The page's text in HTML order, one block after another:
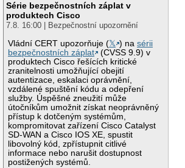
Série bezpečnostních záplat v
produktech Cisco
7.8. 16:00 | Bezpečnostní upozornění
Vládní CERT upozorňuje (𝕏 ) nasérii
bezpečnostních záplat
(CVSS 9.9) v
produktech Cisco řešících kritické
zranitelnosti umožňující obejití
autentizace, eskalaci oprávnění,
vzdálené spuštění kódu a odepření
služby. Úspěšné zneužití může
útočníkům umožnit získat neoprávněný
přístup k dotčeným systémům,
kompromitovat zařízení Cisco Catalyst
SD-WAN a Cisco IOS XE, spustit
libovolný kód, zpřístupnit citlivé
informace nebo narušit dostupnost
postižených systémů.